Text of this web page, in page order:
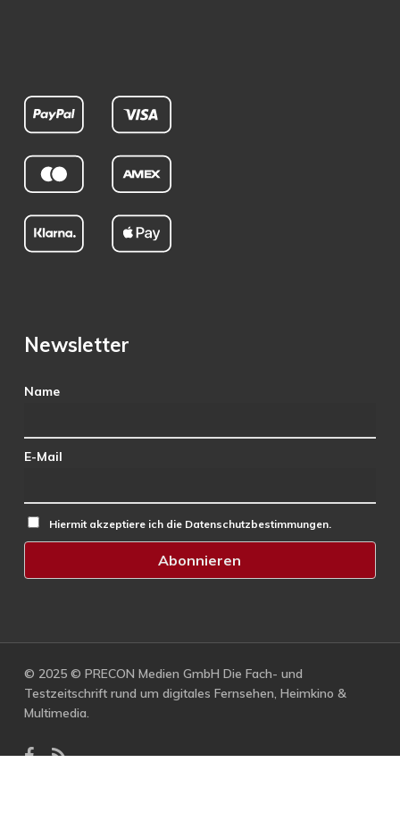
Newsletter
Name
E-Mail
Hiermit akzeptiere ich die Datenschutzbestimmungen.
© 2025 © PRECON Medien GmbH Die Fach- und
Testzeitschrift rund um digitales Fernsehen, Heimkino &
Multimedia.
facebook
RSS